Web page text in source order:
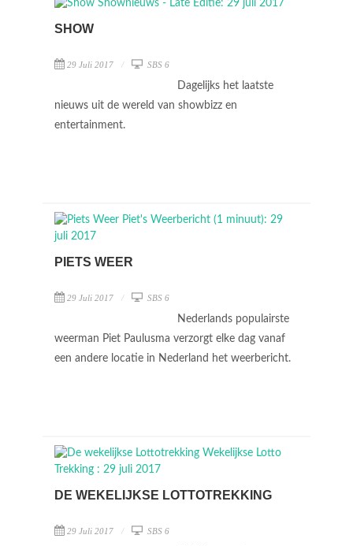
SHOW
29 Juli 2017 SBS 6
Dagelijks het laatste
nieuws uit de wereld van showbizz en
entertainment.
PIETS WEER
29 Juli 2017 SBS 6
Nederlands populairste
weerman Piet Paulusma verzorgt elke dag vanaf
een andere locatie in Nederland het weerbericht.
DE WEKELIJKSE LOTTOTREKKING
29 Juli 2017 SBS 6